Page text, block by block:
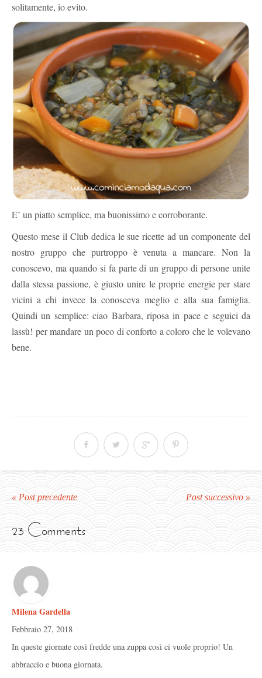
solitamente, io evito.
E’ un piatto semplice, ma buonissimo e corroborante.
Questo mese il Club dedica le sue ricette ad un componente del
nostro gruppo che purtroppo è venuta a mancare. Non la
conoscevo, ma quando si fa parte di un gruppo di persone unite
dalla stessa passione, è giusto unire le proprie energie per stare
vicini a chi invece la conosceva meglio e alla sua famiglia.
Quindi un semplice: ciao Barbara, riposa in pace e seguici da
lassù! per mandare un poco di conforto a coloro che le volevano
bene.
« Post precedente Post successivo »
23 Comments
Milena Gardella
Febbraio 27, 2018
In queste giornate così fredde una zuppa così ci vuole proprio! Un
abbraccio e buona giornata.